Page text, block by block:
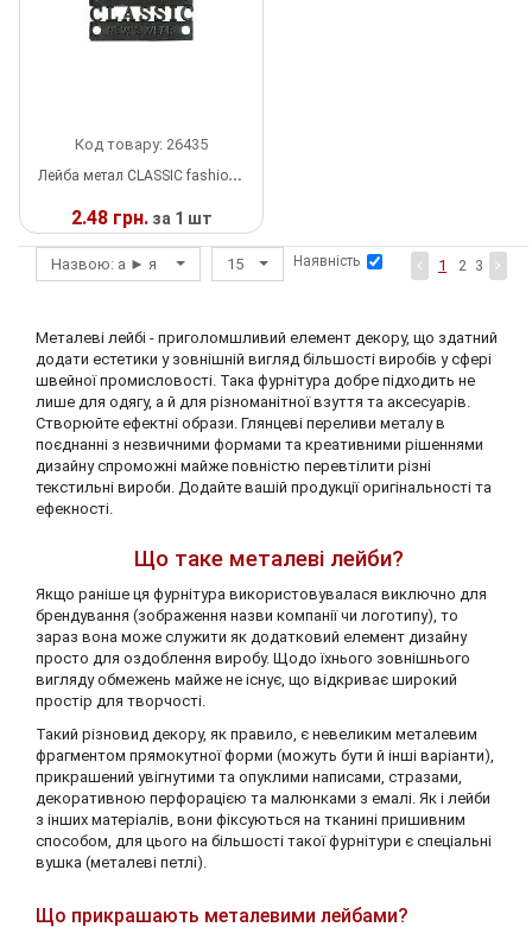
Код товару: 26435
Лейба метал CLASSIC fashion new's wear old silver, шт
2.48 грн.за 1 шт
У
НАЯВНОСТІ
Назвою: а ► я 15 Наявність 1 2 3
Металеві лейбі - приголомшливий елемент декору, що здатний
додати естетики у зовнішній вигляд більшості виробів у сфері
швейної промисловості. Така фурнітура добре підходить не
лише для одягу, а й для різноманітної взуття та аксесуарів.
Створюйте ефектні образи. Глянцеві переливи металу в
поєднанні з незвичними формами та креативними рішеннями
дизайну спроможні майже повністю перевтілити різні
текстильні вироби. Додайте вашій продукції оригінальності та
ефекності.
Що таке металеві лейби?
Якщо раніше ця фурнітура використовувалася виключно для
брендування (зображення назви компанії чи логотипу), то
зараз вона може служити як додатковий елемент дизайну
просто для оздоблення виробу. Щодо їхнього зовнішнього
вигляду обмежень майже не існує, що відкриває широкий
простір для творчості.
Такий різновид декору, як правило, є невеликим металевим
фрагментом прямокутної форми (можуть бути й інші варіанти),
прикрашений увігнутими та опуклими написами, стразами,
декоративною перфорацією та малюнками з емалі. Як і лейби
з інших матеріалів, вони фіксуються на тканині пришивним
способом, для цього на більшості такої фурнітури є спеціальні
вушка (металеві петлі).
Що прикрашають металевими лейбами?